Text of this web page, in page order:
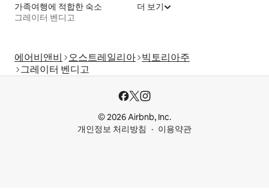
가족여행에 적합한 숙소
그레이터 벤디고
더 보기
에어비앤비 오스트레일리아 빅토리아주
그레이터 벤디고
© 2026 Airbnb, Inc.
개인정보 처리방침
이용약관